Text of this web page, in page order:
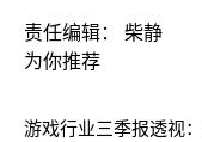
责任编辑： 柴静
为你推荐
游戏行业三季报透视